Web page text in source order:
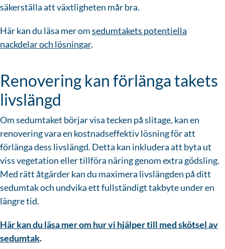
säkerställa att växtligheten mår bra.
Här kan du läsa mer omsedumtakets potentiella
nackdelar och lösningar.
Renovering kan förlänga takets
livslängd
Om sedumtaket börjar visa tecken på slitage, kan en
renovering vara en kostnadseffektiv lösning för att
förlänga dess livslängd. Detta kan inkludera att byta ut
viss vegetation eller tillföra näring genom extra gödsling.
Med rätt åtgärder kan du maximera livslängden på ditt
sedumtak och undvika ett fullständigt takbyte under en
längre tid.
Här kan du läsa mer om hur vi hjälper till med skötsel av
sedumtak.